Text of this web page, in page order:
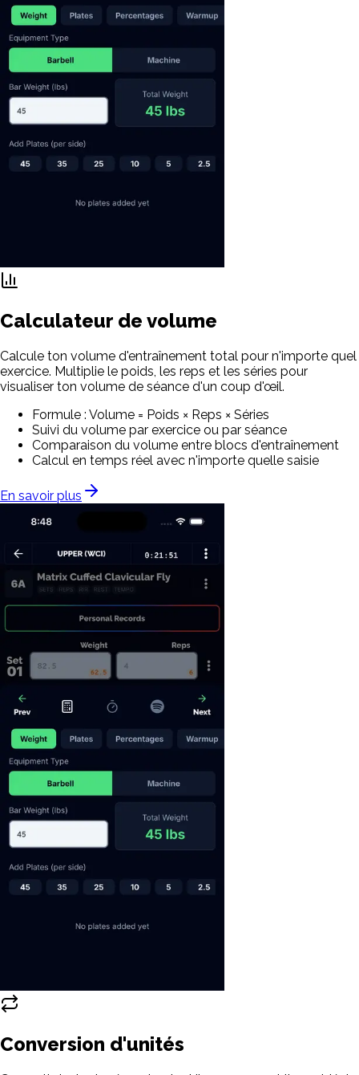
Calculateur de volume
Calcule ton volume d'entraînement total pour n'importe quel
exercice. Multiplie le poids, les reps et les séries pour
visualiser ton volume de séance d'un coup d'œil.
Formule : Volume = Poids × Reps × Séries
Suivi du volume par exercice ou par séance
Comparaison du volume entre blocs d'entraînement
Calcul en temps réel avec n'importe quelle saisie
En savoir plus
Conversion d'unités